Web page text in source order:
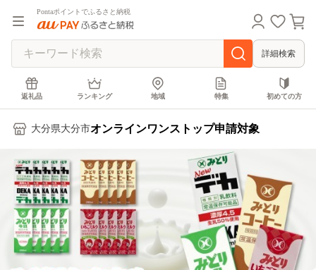
Pontaポイントでふるさと納税
詳細検索
返礼品 ランキング 地域 特集 初めての方
大分県大分市オンラインワンストップ申請対象